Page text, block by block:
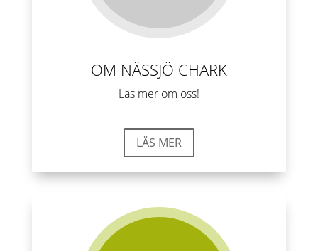
OM NÄSSJÖ CHARK
Läs mer om oss!
LÄS MER